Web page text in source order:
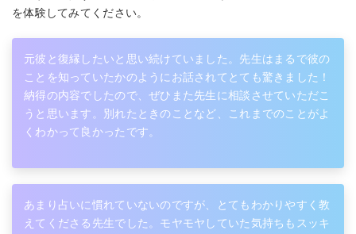
を体験してみてください。
元彼と復縁したいと思い続けていました。先生はまるで彼の
ことを知っていたかのようにお話されてとても驚きました！
納得の内容でしたので、ぜひまた先生に相談させていただこ
うと思います。別れたときのことなど、これまでのことがよ
くわかって良かったです。
あまり占いに慣れていないのですが、とてもわかりやすく教
えてくださる先生でした。モヤモヤしていた気持ちもスッキ